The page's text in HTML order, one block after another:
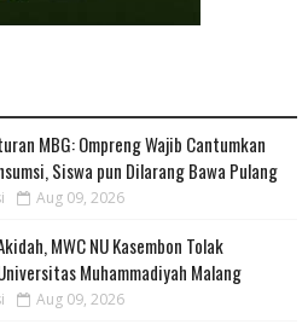
MBG: Ompreng Wajib Cantumkan
Siswa pun Dilarang Bawa Pulang
Aug 09, 2026
MWC NU Kasembon Tolak
Muhammadiyah Malang
Aug 09, 2026